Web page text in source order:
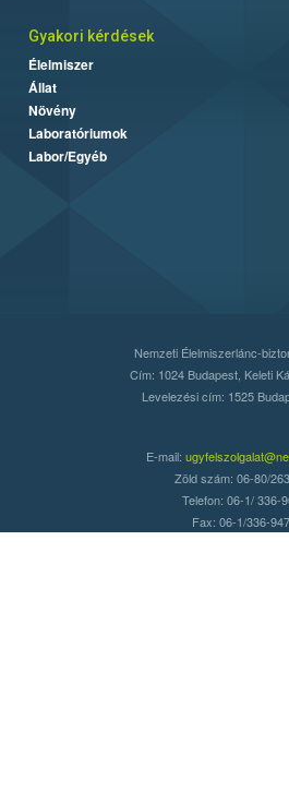
Gyakori kérdések
Élelmiszer
Állat
Növény
Laboratóriumok
Labor/Egyéb
Nemzeti Élelmiszerlánc-
Cím: 1024 Budapest, Keleti
Levelezési cím: 1525
E-mail:
Zöld szám: 06-80/
Telefon: 06-1/ 336-
Fax: 06-1/336-